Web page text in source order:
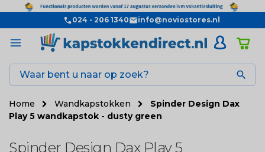
024 - 206 1340 info@noviostores.nl

Home Wandkapstokken
Spinder Design Dax
Play 5 wandkapstok - dusty green
Spinder Design Dax Play 5